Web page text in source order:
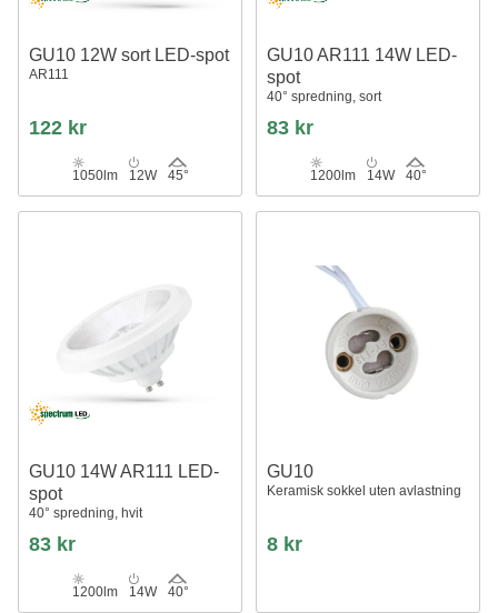
GU10 12W sort LED-spot
AR111
122 kr
1050lm 12W 45°
GU10 AR111 14W LED-
spot
40° spredning, sort
83 kr
1200lm 14W 40°
GU10 14W AR111 LED-
spot
40° spredning, hvit
83 kr
1200lm 14W 40°
GU10
Keramisk sokkel uten avlastning
8 kr